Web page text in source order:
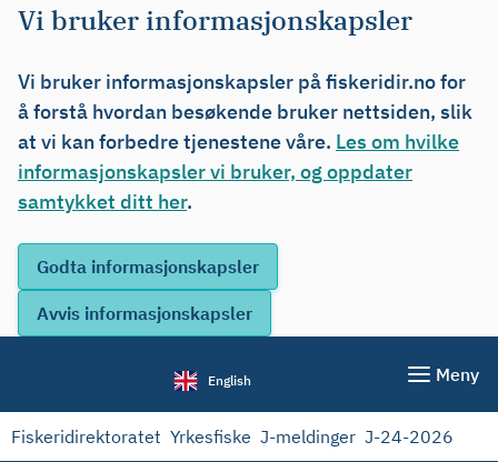
Vi bruker informasjonskapsler
Vi bruker informasjonskapsler på fiskeridir.no for
å forstå hvordan besøkende bruker nettsiden, slik
at vi kan forbedre tjenestene våre. Les om hvilke
informasjonskapsler vi bruker, og oppdater
samtykket ditt her.
English Meny
Fiskeridirektoratet Yrkesfiske J-meldinger J-24-2026